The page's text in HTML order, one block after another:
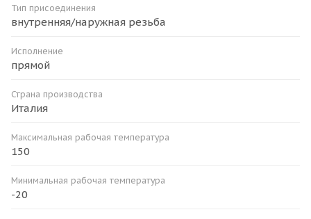
Тип присоединения
внутренняя/наружная резьба
Исполнение
прямой
Страна производства
Италия
Максимальная рабочая температура
150
Минимальная рабочая температура
-20